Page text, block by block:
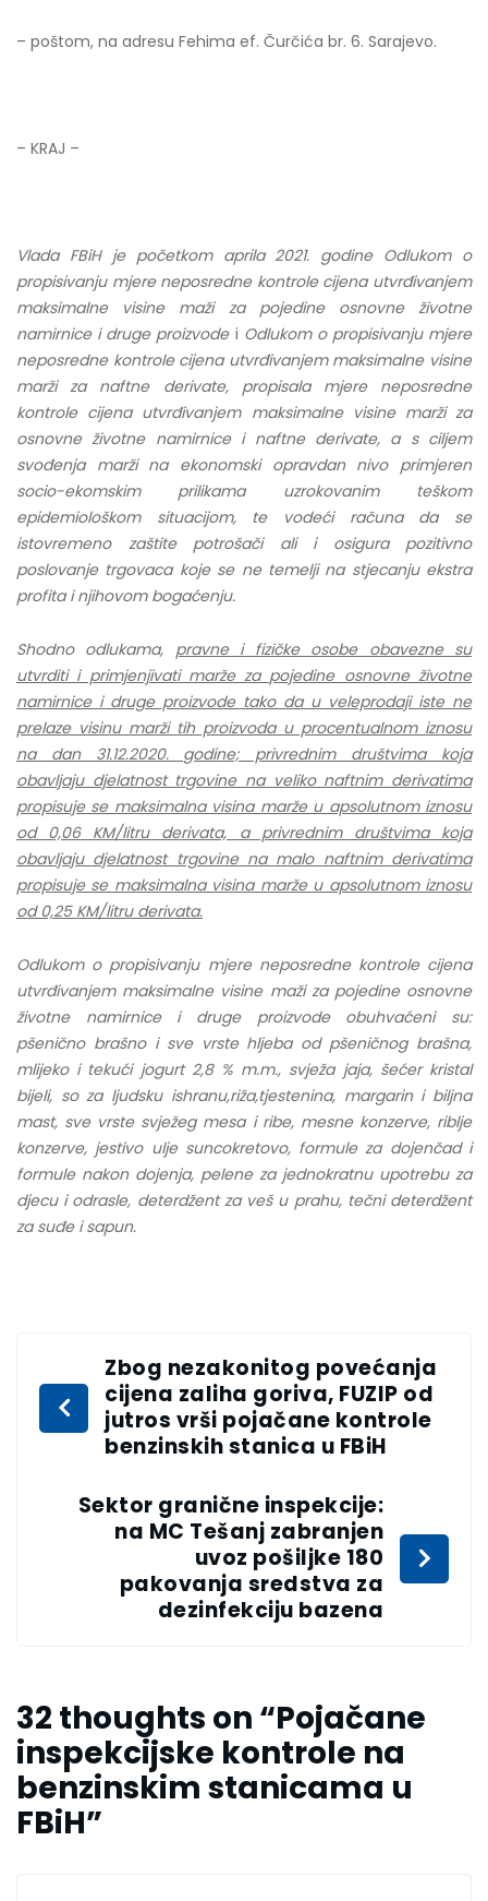
– poštom, na adresu Fehima ef. Čurčića br. 6. Sarajevo.
– KRAJ –
Vlada FBiH je početkom aprila 2021. godine Odlukom o
propisivanju mjere neposredne kontrole cijena utvrđivanjem
maksimalne visine maži za pojedine osnovne životne
namirnice i druge proizvodei Odlukom o propisivanju mjere
neposredne kontrole cijena utvrđivanjem maksimalne visine
marži za naftne derivate, propisala mjere neposredne
kontrole cijena utvrđivanjem maksimalne visine marži za
osnovne životne namirnice i naftne derivate, a s ciljem
svođenja marži na ekonomski opravdan nivo primjeren
socio-ekomskim prilikama uzrokovanim teškom
epidemiološkom situacijom, te vodeći računa da se
istovremeno zaštite potrošači ali i osigura pozitivno
poslovanje trgovaca koje se ne temelji na stjecanju ekstra
profita i njihovom bogaćenju.
Shodno odlukama, pravne i fizičke osobe obavezne su
utvrditi i primjenjivati marže za pojedine osnovne životne
namirnice i druge proizvode tako da u veleprodaji iste ne
prelaze visinu marži tih proizvoda u procentualnom iznosu
na dan 31.12.2020. godine; privrednim društvima koja
obavljaju djelatnost trgovine na veliko naftnim derivatima
propisuje se maksimalna visina marže u apsolutnom iznosu
od 0,06 KM/litru derivata, a privrednim društvima koja
obavljaju djelatnost trgovine na malo naftnim derivatima
propisuje se maksimalna visina marže u apsolutnom iznosu
od 0,25 KM/litru derivata.
Odlukom o propisivanju mjere neposredne kontrole cijena
utvrđivanjem maksimalne visine maži za pojedine osnovne
životne namirnice i druge proizvode obuhvaćeni su:
pšenično brašno i sve vrste hljeba od pšeničnog brašna,
mlijeko i tekući jogurt 2,8 % m.m., svježa jaja, šećer kristal
bijeli, so za ljudsku ishranu,riža,tjestenina, margarin i biljna
mast, sve vrste svježeg mesa i ribe, mesne konzerve, riblje
konzerve, jestivo ulje suncokretovo, formule za dojenčad i
formule nakon dojenja, pelene za jednokratnu upotrebu za
djecu i odrasle, deterdžent za veš u prahu, tečni deterdžent
za suđe i sapun.
Zbog nezakonitog povećanja
cijena zaliha goriva, FUZIP od
jutros vrši pojačane kontrole
benzinskih stanica u FBiH
Sektor granične inspekcije:
na MC Tešanj zabranjen
uvoz pošiljke 180
pakovanja sredstva za
dezinfekciju bazena
32 thoughts on “Pojačane
inspekcijske kontrole na
benzinskim stanicama u
FBiH”